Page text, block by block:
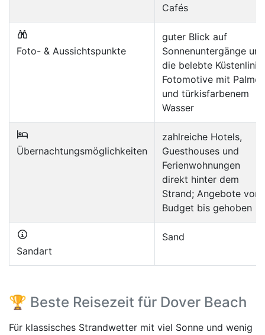
Cafés
Foto- & Aussichtspunkte
guter Blick auf
Sonnenuntergänge und
die belebte Küstenlinie;
Fotomotive mit Palmen
und türkisfarbenem
Wasser
Übernachtungsmöglichkeiten
zahlreiche Hotels,
Guesthouses und
Ferienwohnungen
direkt hinter dem
Strand; Angebote von
Budget bis gehoben
Sandart
Sand
🏆 Beste Reisezeit für Dover Beach
Für klassisches Strandwetter mit viel Sonne und wenig